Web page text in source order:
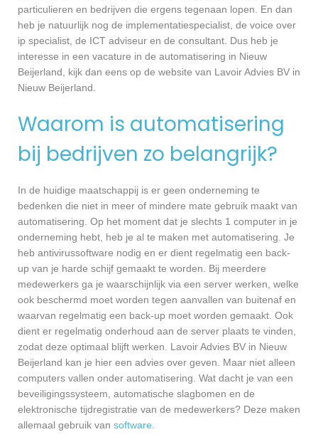
particulieren en bedrijven die ergens tegenaan lopen. En dan
heb je natuurlijk nog de implementatiespecialist, de voice over
ip specialist, de ICT adviseur en de consultant. Dus heb je
interesse in een vacature in de automatisering in Nieuw
Beijerland, kijk dan eens op de website van Lavoir Advies BV in
Nieuw Beijerland.
Waarom is automatisering
bij bedrijven zo belangrijk?
In de huidige maatschappij is er geen onderneming te
bedenken die niet in meer of mindere mate gebruik maakt van
automatisering. Op het moment dat je slechts 1 computer in je
onderneming hebt, heb je al te maken met automatisering. Je
heb antivirussoftware nodig en er dient regelmatig een back-
up van je harde schijf gemaakt te worden. Bij meerdere
medewerkers ga je waarschijnlijk via een server werken, welke
ook beschermd moet worden tegen aanvallen van buitenaf en
waarvan regelmatig een back-up moet worden gemaakt. Ook
dient er regelmatig onderhoud aan de server plaats te vinden,
zodat deze optimaal blijft werken. Lavoir Advies BV in Nieuw
Beijerland kan je hier een advies over geven. Maar niet alleen
computers vallen onder automatisering. Wat dacht je van een
beveiligingssysteem, automatische slagbomen en de
elektronische tijdregistratie van de medewerkers? Deze maken
allemaal gebruik van software